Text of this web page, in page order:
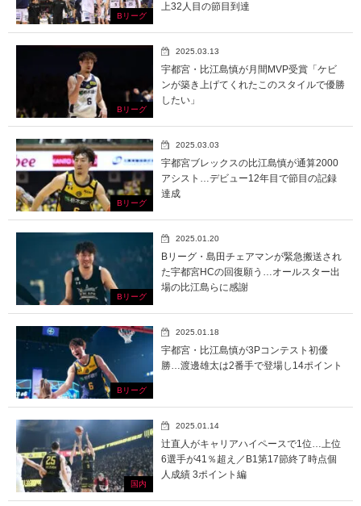
Bリーグ
上32人目の節目到達
Bリーグ
2025.03.13
宇都宮・比江島慎が月間MVP受賞「ケビ
ンが築き上げてくれたこのスタイルで優勝
したい」
Bリーグ
2025.03.03
宇都宮ブレックスの比江島慎が通算2000
アシスト…デビュー12年目で節目の記録
達成
Bリーグ
2025.01.20
Bリーグ・島田チェアマンが緊急搬送され
た宇都宮HCの回復願う…オールスター出
場の比江島らに感謝
Bリーグ
2025.01.18
宇都宮・比江島慎が3Pコンテスト初優
勝…渡邊雄太は2番手で登場し14ポイント
国内
2025.01.14
辻直人がキャリアハイペースで1位…上位
6選手が41％超え／B1第17節終了時点個
人成績 3ポイント編